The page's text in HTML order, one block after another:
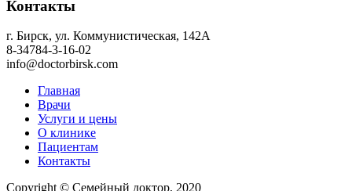
Контакты
г. Бирск, ул. Коммунистическая, 142А
8-34784-3-16-02
info@doctorbirsk.com
Главная
Врачи
Услуги и цены
О клинике
Пациентам
Контакты
Copyright © Семейный доктор, 2020